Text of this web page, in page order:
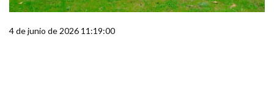
4 de junio de 2026 11:19:00